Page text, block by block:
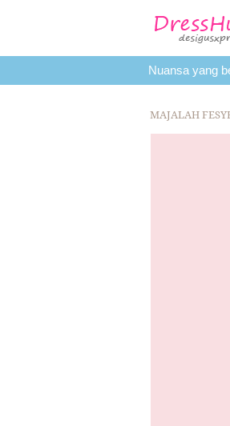
FESYEN
Nuansa yang
MAJALAH